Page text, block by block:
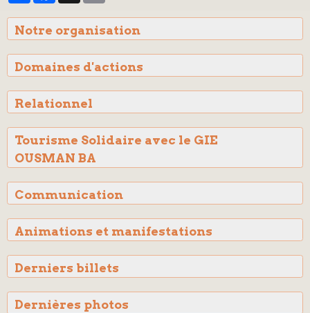
Notre organisation
Domaines d'actions
Relationnel
Tourisme Solidaire avec le GIE
OUSMAN BA
Communication
Animations et manifestations
Derniers billets
Dernières photos